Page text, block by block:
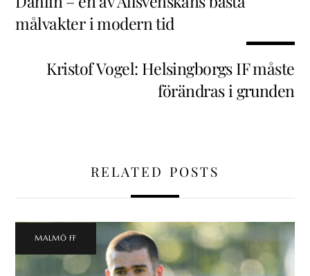
målvakter i modern tid
Kristof Vogel: Helsingborgs IF måste
förändras i grunden
RELATED POSTS
MALMÖ FF